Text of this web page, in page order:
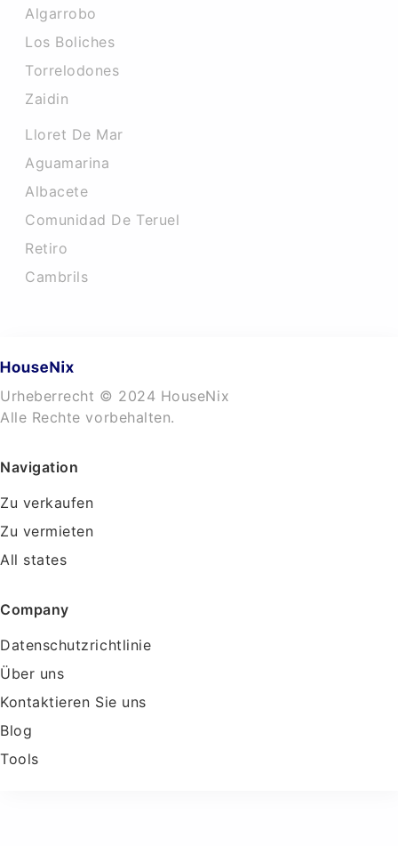
Algarrobo
Los Boliches
Torrelodones
Zaidin
Lloret De Mar
Aguamarina
Albacete
Comunidad De Teruel
Retiro
Cambrils
Urheberrecht © 2024 HouseNix
Alle Rechte vorbehalten.
Navigation
Zu verkaufen
Zu vermieten
All states
Company
Datenschutzrichtlinie
Über uns
Kontaktieren Sie uns
Blog
Tools